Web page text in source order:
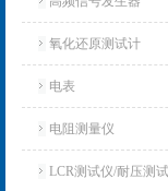
氧化还原测试计
电表
电阻测量仪
LCR测试仪/耐压测